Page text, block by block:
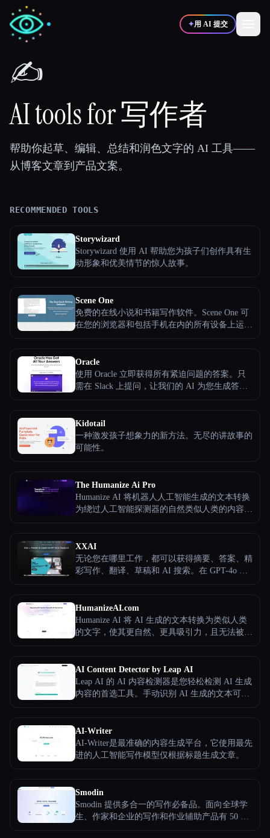
✦用 AI 提交
💻 📈 营销
🎓学生
博客
比较工具
所有分类
关于
✍️
AI tools for 写作者
帮助你起草、编辑、总结和润色文字的 AI 工具——
从博客文章到产品文案。
RECOMMENDED TOOLS
Storywizard
Storywizard 使用 AI 帮助您为孩子们创作具有生
动形象和优美情节的惊人故事。
Scene One
免费的在线小说和书籍写作软件。Scene One 可
在您的浏览器和包括手机在内的所有设备上运
Oracle
使用 Oracle 立即获得所有紧迫问题的答案。只
需在 Slack 上提问，让我们的 AI 为您生成答
提高您的工作效率。
Kidotail
一种激发孩子想象力的新方法。无尽的讲故事的
可能性。
The Humanize Ai Pro
Humanize AI 将机器人人工智能生成的文本转换
为绕过人工智能探测器的自然类似人类的内容。
输出等高级功能。thehumanizeai.pro 提供免费和
高级套餐。
XXAI
无论您在哪里工作，都可以获得摘要、答案、精
彩写作、翻译、草稿和 AI 搜索。在 GPT-4o 和
HumanizeAI.com
Humanize AI 将 AI 生成的文本转换为类似人类
的文字，使其更自然、更具吸引力，且无法被
性。
AI Content Detector by Leap AI
Leap AI 的 AI 内容检测器是您轻松检测 AI 生成
内容的首选工具。手动识别 AI 生成的文本可能
和识别人工智能生成的内容。最重要的是，它是
免费的，每个人都可以永久使用。
AI-Writer
AI-Writer是最准确的内容生成平台，它使用最先
进的人工智能写作模型仅根据标题生成文章。
Smodin
Smodin 提供多合一的写作必备品。面向全球学
生、作家和企业的写作和作业辅助产品有 50 多